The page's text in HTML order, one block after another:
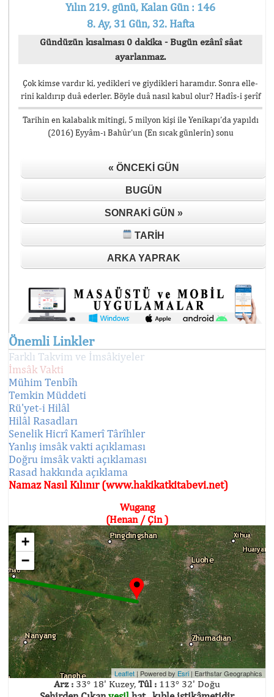
Yılın 219. günü, Kalan Gün : 146
8. Ay, 31 Gün, 32. Hafta
Gündüzün kısalması 0 dakika - Bugün ezânî sâat
ayarlanmaz.
Çok kimse vardır ki, yedikleri ve giydikleri haramdır. Sonra elle-
rini kaldırıp duâ ederler. Böyle duâ nasıl kabul olur? Hadîs-i şerîf
Tarihin en kalabalık mitingi, 5 milyon kişi ile Yenikapı’da yapıldı
(2016) Eyyâm-ı Bahûr’un (En sıcak günlerin) sonu
« ÖNCEKI GÜN
BUGÜN
SONRAKI GÜN »
TARIH
ARKA YAPRAK
Önemli Linkler
Farklı Takvim ve İmsâkiyeler
İmsâk Vakti
Mühim Tenbîh
Temkin Müddeti
Rü'yet-i Hilâl
Hilâl Rasadları
Senelik Hicrî Kamerî Târîhler
Yanlış imsâk vakti açıklaması
Doğru imsâk vakti açıklaması
Rasad hakkında açıklama
Namaz Nasıl Kılınır (www.hakikatkitabevi.net)
Wugang
(Henan / Çin )
+
−
Leaflet | Powered by Esri | Earthstar Geographics
Arz : 33° 18' Kuzey, Tûl : 113° 32' Doğu